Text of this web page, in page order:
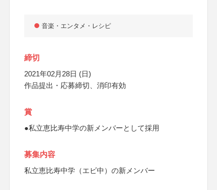
音楽・エンタメ・レシピ
締切
2021年02月28日 (日)
作品提出・応募締切、消印有効
賞
●私立恵比寿中学の新メンバーとして採用
募集内容
私立恵比寿中学（エビ中）の新メンバー